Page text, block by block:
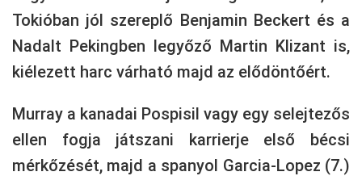
Tokióban jól szereplő Benjamin Beckert és a
Nadalt Pekingben legyőző Martin Klizant is,
kiélezett harc várható majd az elődöntőért.
Murray a kanadai Pospisil vagy egy selejtezős
ellen fogja játszani karrierje első bécsi
mérkőzését, majd a spanyol Garcia-Lopez (7.)